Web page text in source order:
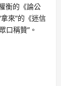
衡的《論公
來”的《迷信
口稱贊”。